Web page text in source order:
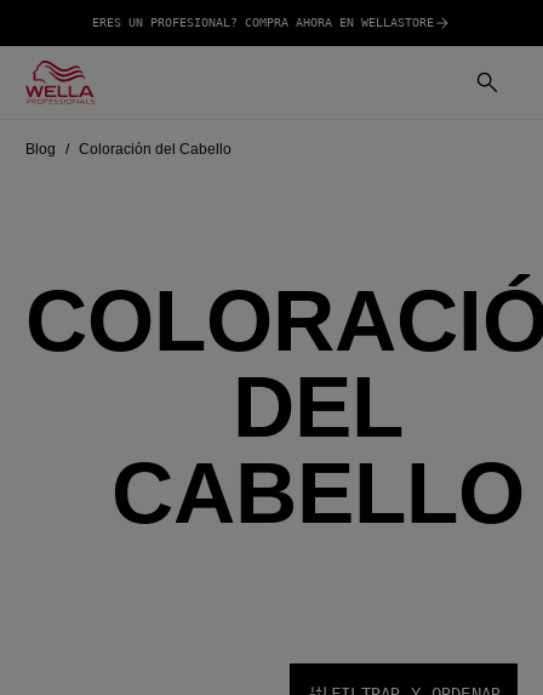
ERES UN PROFESIONAL? COMPRA AHORA EN WELLASTORE
Blog Coloración del Cabello
DEL
CABELLO